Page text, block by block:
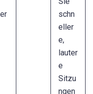
schn
eller
e,
lauter
e
Sitzu
ngen